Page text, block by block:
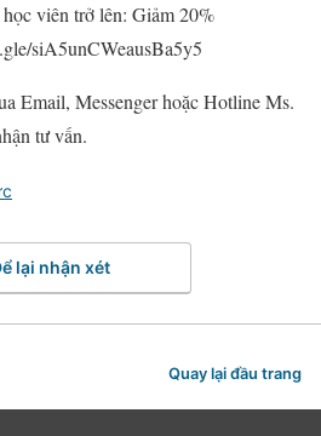
viên trở lên: Giảm 20%
siA5unCWeausBa5y5
Email, Messenger hoặc Hotline Ms.
tư vấn.
lại nhận xét
Quay lại đầu trang